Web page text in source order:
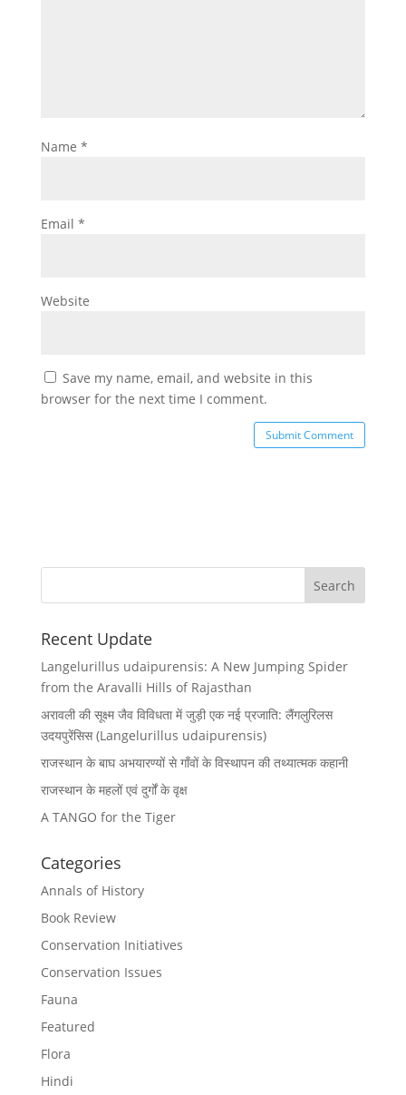
Name *
Email *
Website
Save my name, email, and website in this
browser for the next time I comment.
Recent Update
Langelurillus udaipurensis: A New Jumping Spider
from the Aravalli Hills of Rajasthan
अरावली की सूक्ष्म जैव विविधता में जुड़ी एक नई प्रजाति: लैंगलुरिलस
उदयपुरेंसिस (Langelurillus udaipurensis)
राजस्थान के बाघ अभयारण्यों से गाँवों के विस्थापन की तथ्यात्मक कहानी
राजस्थान के महलों एवं दुर्गों के वृक्ष
A TANGO for the Tiger
Categories
Annals of History
Book Review
Conservation Initiatives
Conservation Issues
Fauna
Featured
Flora
Hindi